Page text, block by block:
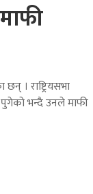
। राष्ट्रियसभा
पुगेको भन्दै उनले माफी